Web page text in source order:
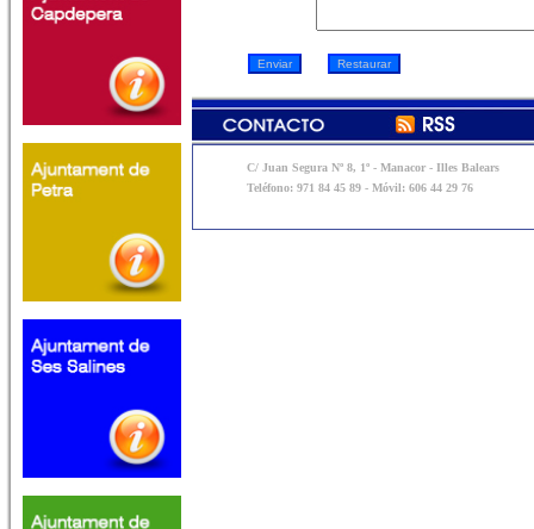
C/ Juan Segura Nº 8, 1º - Manacor - Illes Balears
Teléfono: 971 84 45 89 - Móvil: 606 44 29 76